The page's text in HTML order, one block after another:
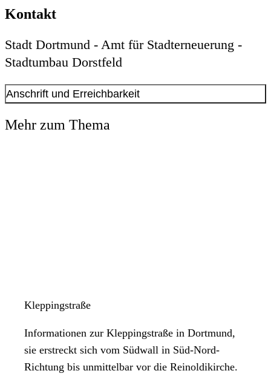
Kontakt
Stadt Dortmund - Amt für Stadterneuerung -
Stadtumbau Dorstfeld
Anschrift und Erreichbarkeit
Anschrift
Mehr zum Thema
Kleppingstraße
Informationen zur Kleppingstraße in Dortmund,
sie erstreckt sich vom Südwall in Süd-Nord-
Richtung bis unmittelbar vor die Reinoldikirche.